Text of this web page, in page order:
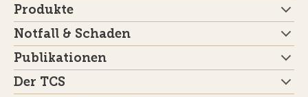
Produkte
Notfall & Schaden
Publikationen
Der TCS